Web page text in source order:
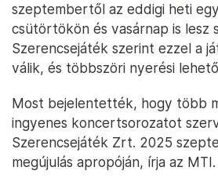
szeptembertől az eddigi heti
csütörtökön és vasárnap is lesz
Szerencsejáték szerint ezzel a
válik, és többszöri nyerési
Most bejelentették, hogy több
ingyenes koncertsorozatot
Szerencsejáték Zrt. 2025
megújulás apropóján, írja az MTI.